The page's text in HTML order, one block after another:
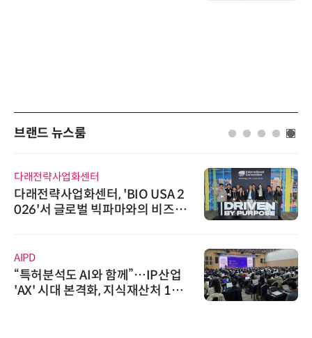
브랜드 뉴스룸
다래전략사업화센터
다래전략사업화센터, 'BIO USA 2
026'서 글로벌 빅파마와의 비즈니
AIPD
“특허분석도 AI와 함께”…IP산업
'AX' 시대 본격화, 지식재산처 1호